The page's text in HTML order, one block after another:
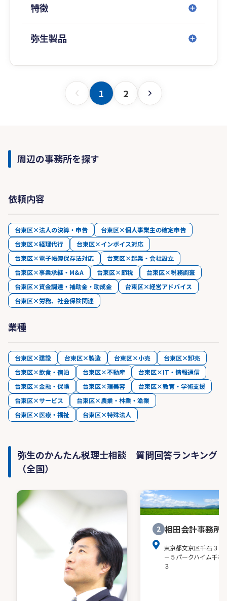
特徴
弥生製品
1 2
周辺の事務所を探す
依頼内容
台東区×法人の決算・申告
台東区×個人事業主の確定申告
台東区×経理代行
台東区×インボイス対応
台東区×電子帳簿保存法対応
台東区×起業・会社設立
台東区×事業承継・M&A
台東区×節税
台東区×税務調査
台東区×資金調達・補助金・助成金
台東区×経営アドバイス
台東区×労務、社会保険関連
業種
台東区×建設 台東区×製造 台東区×小売
台東区×卸売
台東区×飲食・宿泊
台東区×不動産
台東区×IT・情報通信
台東区×金融・保険
台東区×理美容
台東区×教育・学術支援
台東区×サービス
台東区×農業・林業・漁業
台東区×医療・福祉
台東区×特殊法人
弥生のかんたん税理士相談 質問回答ランキング
（全国）
2 相田会計事務所
東京都文京区千石３－
－５パークハイム千石
３